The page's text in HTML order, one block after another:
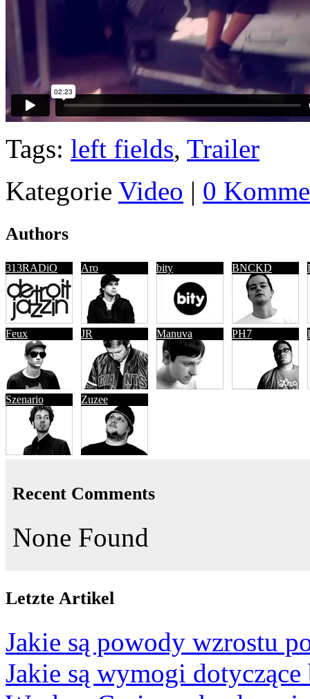
Tags: left fields, Trailer
Kategorie Video | 0
Authors
313RADiO Aro bity BNCKD
Feux JR Manuva PH7
Szenario Zuzee
Recent Comments
None Found
Letzte Artikel
Jakie są powody wzrostu
Jakie są wymogi